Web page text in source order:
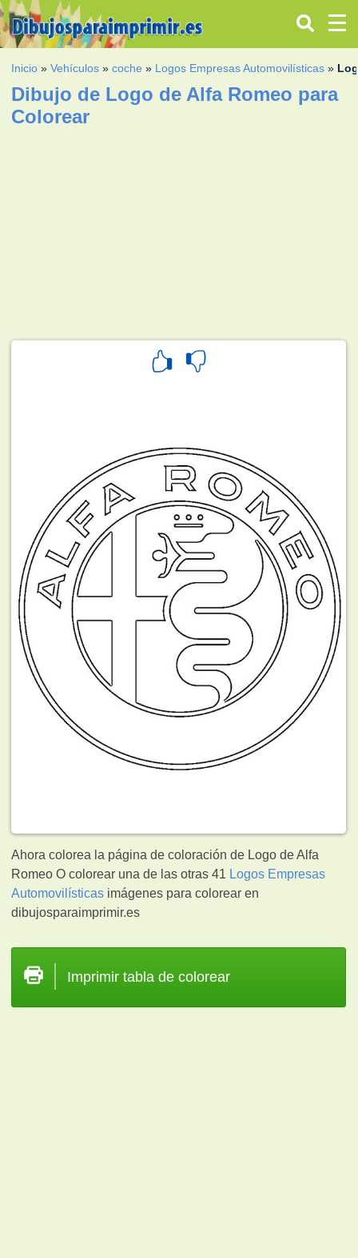
Inicio »Vehículos »coche » Logos Empresas Automovilísticas »
Dibujo de Logo de Alfa Romeo para
Colorear
Ahora colorea la página de coloración de Logo de Alfa
Romeo O colorear una de las otras 41 Logos Empresas
Automovilísticas imágenes para colorear en
dibujosparaimprimir.es
Imprimir tabla de colorear